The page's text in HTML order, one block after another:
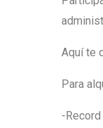
Aquí te
Para
-